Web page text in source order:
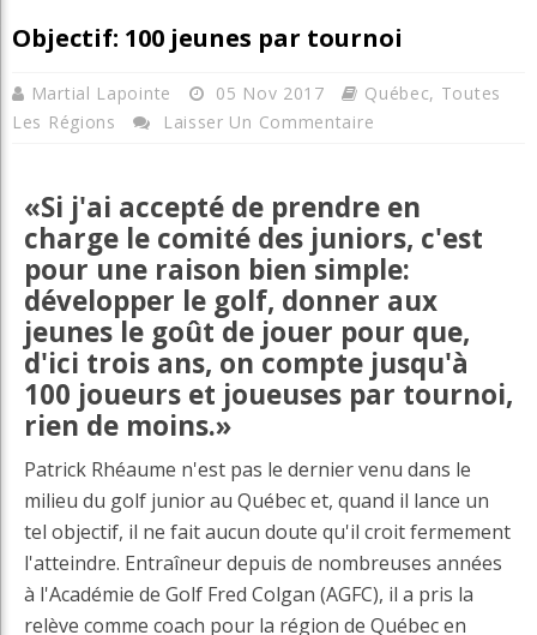
Objectif: 100 jeunes par tournoi
Martial Lapointe 05 Nov 2017 Québec, Toutes
Les Régions
Laisser Un Commentaire
«Si j'ai accepté de prendre en
charge le comité des juniors, c'est
pour une raison bien simple:
développer le golf, donner aux
jeunes le goût de jouer pour que,
d'ici trois ans, on compte jusqu'à
100 joueurs et joueuses par tournoi,
rien de moins.»
Patrick Rhéaume n'est pas le dernier venu dans le
milieu du golf junior au Québec et, quand il lance un
tel objectif, il ne fait aucun doute qu'il croit fermement
l'atteindre. Entraîneur depuis de nombreuses années
à l'Académie de Golf Fred Colgan (AGFC), il a pris la
relève comme coach pour la région de Québec en